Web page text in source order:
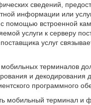
сведений,
информации или
помощью встроенной
услуги к серверу
услуг
терминалов
и декодирования
программного
мобильный терминал